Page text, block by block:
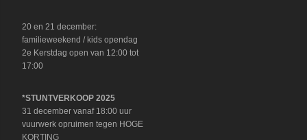
20 en 21 december:
familieweekend / kids opendag
2e Kerstdag open van 12:00 tot
17:00
*STUNTVERKOOP 2025
31 december vanaf 18:00 uur
vuurwerk opruimen tegen HOGE
KORTING